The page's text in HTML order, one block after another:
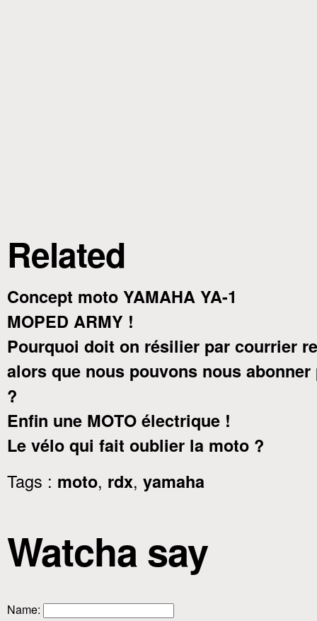
Related
Concept moto YAMAHA YA-1
MOPED ARMY !
Pourquoi doit on résilier par courrier
alors que nous pouvons nous abonner
?
Enfin une MOTO électrique !
Le vélo qui fait oublier la moto ?
Tags : moto, rdx, yamaha
Watcha say
Name: